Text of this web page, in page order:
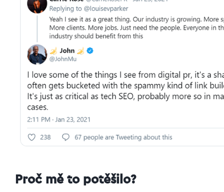
Proč mě to potěšilo?